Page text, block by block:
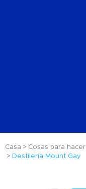
Casa Cosas para hacer
Destilería Mount Gay